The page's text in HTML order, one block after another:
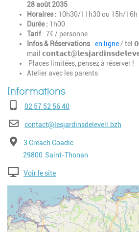
28 août 2035
Horaires : 10h30/11h30 ou 15h/16h
Durée : 1h00
Tarif: 7€ / personne
Infos & Réservations : en ligne/ tel
mail
Places limitées, pensez à réserver !
Atelier avec les parents
Téléphone02 57 52 56 40
E-mailcontact@lesjardinsdeleveil.bzh
Adresse3 Creach Coadic
Code postal
29800 Ville
Saint-Thonan
Voir le site
Geolocalisation